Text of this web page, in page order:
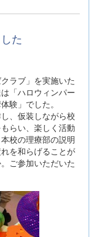
た
ラブ」を実施いた
「ハロウィンパー
体験」でした。
、仮装しながら校
らい、楽しく活動
校の理療部の説明
を和らげることが
ご参加いただいた